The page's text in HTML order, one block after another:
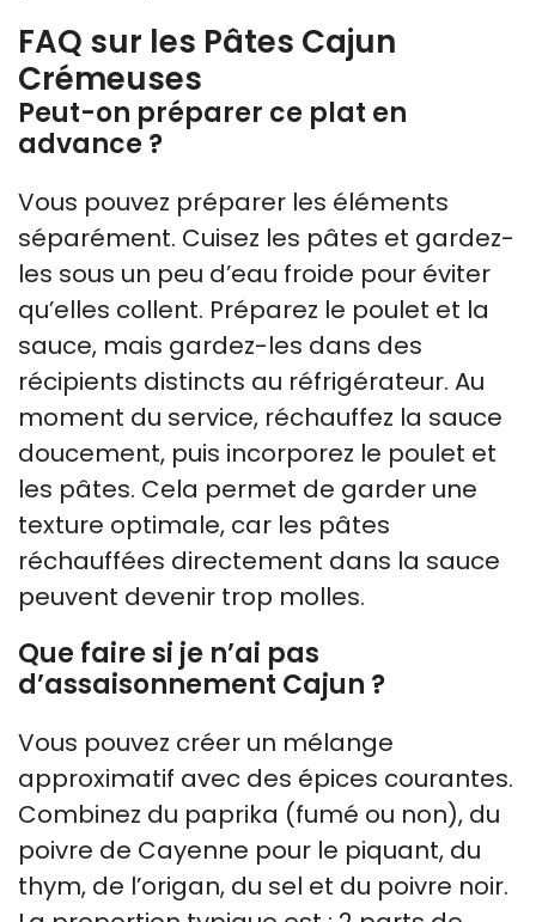
FAQ sur les Pâtes Cajun
Crémeuses
Peut-on préparer ce plat en
advance ?
Vous pouvez préparer les éléments
séparément. Cuisez les pâtes et gardez-
les sous un peu d’eau froide pour éviter
qu’elles collent. Préparez le poulet et la
sauce, mais gardez-les dans des
récipients distincts au réfrigérateur. Au
moment du service, réchauffez la sauce
doucement, puis incorporez le poulet et
les pâtes. Cela permet de garder une
texture optimale, car les pâtes
réchauffées directement dans la sauce
peuvent devenir trop molles.
Que faire si je n’ai pas
d’assaisonnement Cajun ?
Vous pouvez créer un mélange
approximatif avec des épices courantes.
Combinez du paprika (fumé ou non), du
poivre de Cayenne pour le piquant, du
thym, de l’origan, du sel et du poivre noir.